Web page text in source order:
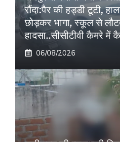
रौंदा:पैर की हड्डी टूटी,
छोड़कर भागा, स्कूल से
हादसा..सीसीटीवी कैमरे में
06/08/2026